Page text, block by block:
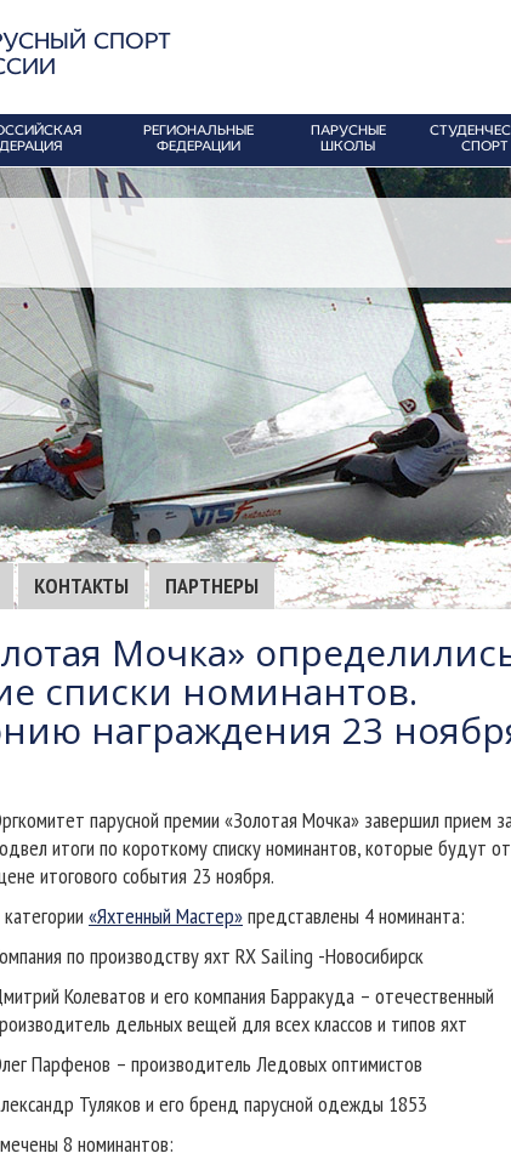
СПОРТ
РЕГИОНАЛЬНЫЕ
ФЕДЕРАЦИИ
ПАРУСНЫЕ
ШКОЛЫ
СПОРТ
КОНТАКТЫ ПАРТНЕРЫ
Мочка»
списки номинантов.
награждения 23
парусной премии «Золотая Мочка» завершил прием
итоги по короткому списку номинантов, которые будут
итогового события 23 ноября.
«Яхтенный Мастер»представлены 4 номинанта:
по производству яхт RX Sailing -Новосибирск
Колеватов и его компания Барракуда – отечественный
дельных вещей для всех классов и типов яхт
Парфенов – производитель Ледовых оптимистов
Туляков и его бренд парусной одежды 1853
8 номинантов: